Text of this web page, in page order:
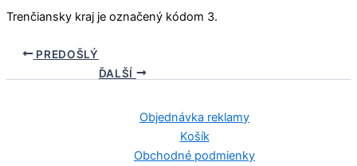
Trenčiansky kraj je označený kódom 3.
PREDOŠLÝ
ĎALŠÍ
Objednávka reklamy
Košík
Obchodné podmienky